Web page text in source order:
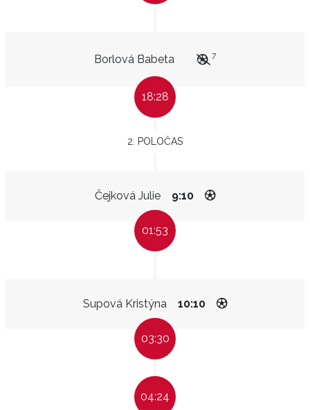
Borlová Babeta 7
18:28
2. POLOČAS
Čejková Julie 9:10
01:53
Supová Kristýna 10:10
03:30
04:24